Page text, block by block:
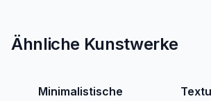
Ähnliche Kunstwerke
Minimalistische